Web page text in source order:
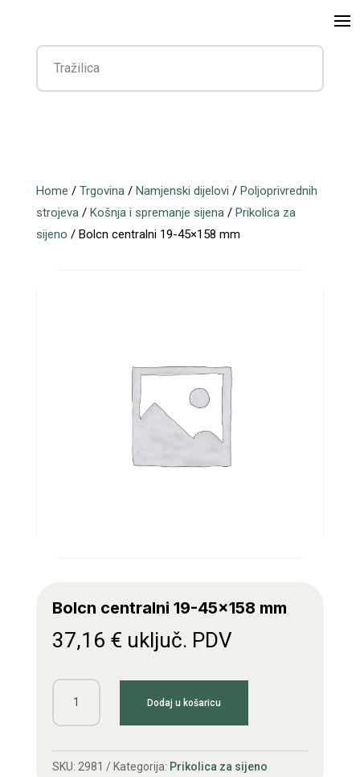
Home / Trgovina/ Namjenski dijelovi / Poljoprivrednih
strojeva/ Košnja i spremanje sijena/ Prikolica za
sijeno / Bolcn centralni 19-45×158 mm
Bolcn centralni 19-45×158 mm
37,16 € uključ. PDV
Bolcn
centralni
45x158
Dodaj u košaricu
SKU: 2981 Kategorija: Prikolica za sijeno